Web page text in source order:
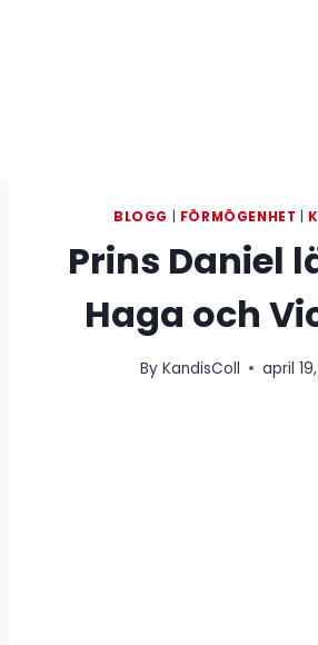
BLOGG FÖRMÖGENHET
Prins Daniel
Haga och
By KandisColl april